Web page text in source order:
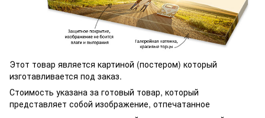
Этот товар является картиной (постером) который
изготавливается под заказ.
Стоимость указана за готовый товар, который
представляет собой изображение, отпечатанное